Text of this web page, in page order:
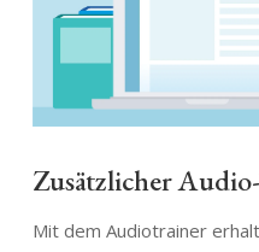
Zusätzlicher
Mit dem Audiotrainer